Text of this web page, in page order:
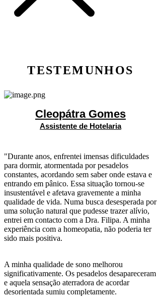
TESTEMUNHOS
Cleopátra Gomes
Assistente de Hotelaria
"Durante anos, enfrentei imensas dificuldades
para dormir, atormentada por pesadelos
constantes, acordando sem saber onde estava e
entrando em pânico. Essa situação tornou-se
insustentável e afetava gravemente a minha
qualidade de vida. Numa busca desesperada por
uma solução natural que pudesse trazer alívio,
entrei em contacto com a Dra. Filipa. A minha
experiência com a homeopatia, não poderia ter
sido mais positiva.
A minha qualidade de sono melhorou
significativamente. Os pesadelos desapareceram
e aquela sensação aterradora de acordar
desorientada sumiu completamente.